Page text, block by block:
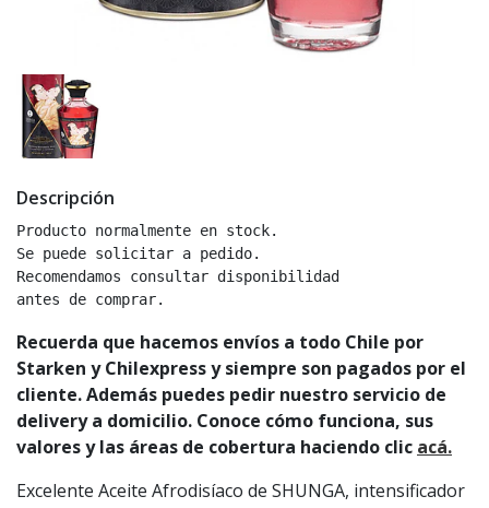
Descripción
Producto normalmente en stock.
Se puede solicitar a pedido.
Recomendamos consultar disponibilidad
antes de comprar.
Recuerda que hacemos envíos a todo Chile por
Starken y Chilexpress y siempre son pagados por el
cliente. Además puedes pedir nuestro servicio de
delivery a domicilio. Conoce cómo funciona, sus
valores y las áreas de cobertura haciendo clic acá.
Excelente Aceite Afrodisíaco de SHUNGA, intensificador